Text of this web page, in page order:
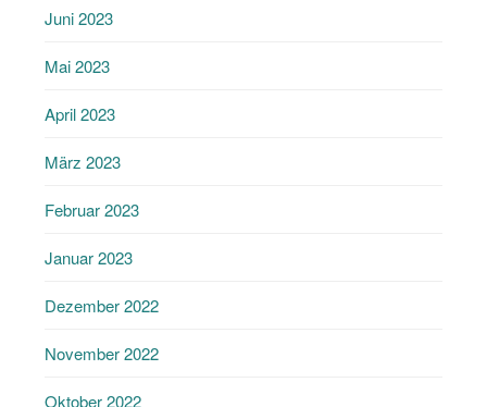
Juni 2023
Mai 2023
April 2023
März 2023
Februar 2023
Januar 2023
Dezember 2022
November 2022
Oktober 2022